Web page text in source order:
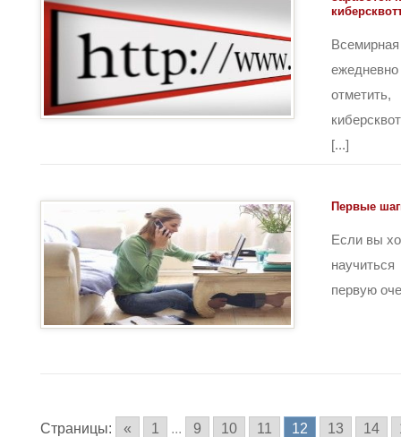
[...]
Первые
Если вы
первую
Страницы: « 1 ... 9 10 11 12 13 14